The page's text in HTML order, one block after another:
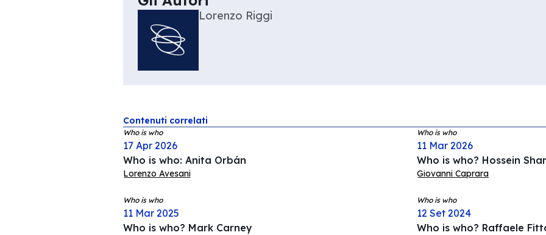
Lorenzo Riggi
Contenuti correlati
Who is who
17 Apr 2026
Who is who: Anita Orbán
Lorenzo Avesani
Who is who
11 Mar 2026
Who is who? Hossein
Giovanni Caprara
Who is who
11 Mar 2025
Who is who? Mark Carney
Who is who
12 Set 2024
Who is who? Raffaele